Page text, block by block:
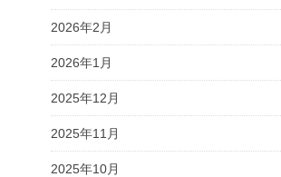
2026年2月
2026年1月
2025年12月
2025年11月
2025年10月